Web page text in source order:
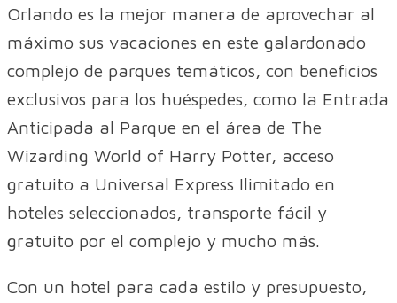
Orlando es la mejor manera de aprovechar al
máximo sus vacaciones en este galardonado
complejo de parques temáticos, con beneficios
exclusivos para los huéspedes, como la Entrada
Anticipada al Parque en el área de The
Wizarding World of Harry Potter, acceso
gratuito a Universal Express Ilimitado en
hoteles seleccionados, transporte fácil y
gratuito por el complejo y mucho más.
Con un hotel para cada estilo y presupuesto,